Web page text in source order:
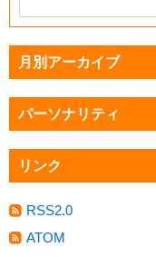
月別アーカイブ
パーソナリティ
リンク
RSS2.0
ATOM